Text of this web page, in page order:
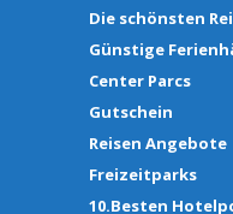
Die schönsten
Günstige
Center Parcs
Gutschein
Reisen Angebote
Freizeitparks
10.Besten